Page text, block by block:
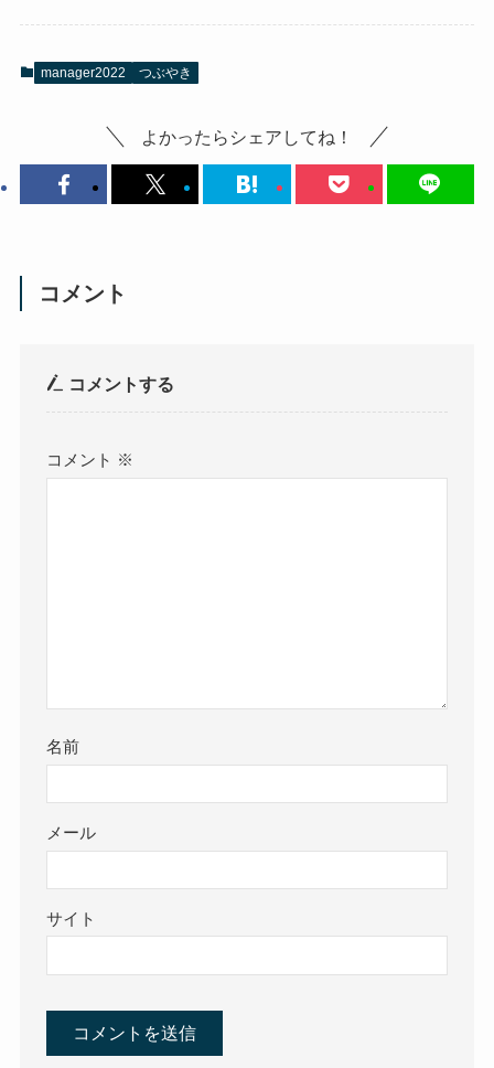
manager2022 つぶやき
よかったらシェアしてね！
コメント
コメントする
コメント ※
名前
メール
サイト